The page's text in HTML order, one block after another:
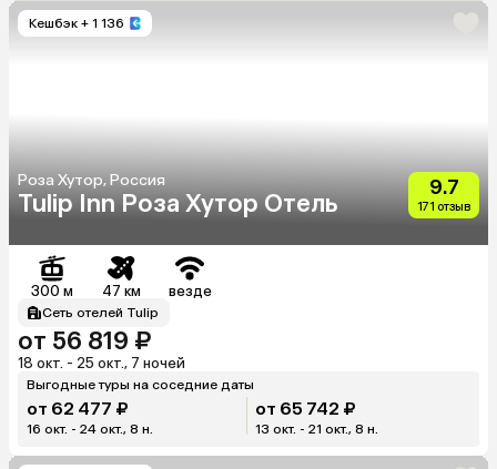
Кешбэк + 1 136
Роза Хутор, Россия
Tulip Inn Роза Хутор Отель
9.7
171 отзыв
300 м 47 км везде
Сеть отелей Tulip
от 56 819 ₽
18 окт. - 25 окт., 7 ночей
Выгодные туры на соседние даты
от 62 477 ₽
16 окт. - 24 окт., 8 н.
от 65 742 ₽
13 окт. - 21 окт., 8 н.